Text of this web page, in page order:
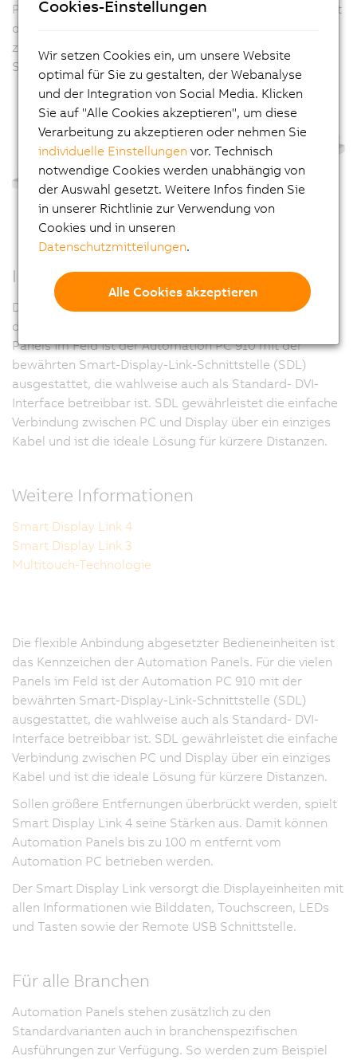
Panel PC zu tauschen ist, sondern nur die Front. B&R hat
dazu ein einheitliches Interface geschaffen, das für
zukünftige PC-Architekturen eine flexible
Systemplattform darstellt.
Intelligente Panel-Kommunikation
Die flexible Anbindung abgesetzter Bedieneinheiten ist
das Kennzeichen der Automation Panels. Für die vielen
Panels im Feld ist der Automation PC 910 mit der
bewährten Smart-Display-Link-Schnittstelle (SDL)
ausgestattet, die wahlweise auch als Standard- DVI-
Interface betreibbar ist. SDL gewährleistet die einfache
Verbindung zwischen PC und Display über ein einziges
Kabel und ist die ideale Lösung für kürzere Distanzen.
Weitere Informationen
Smart Display Link 4
Smart Display Link 3
Multitouch-Technologie
Die flexible Anbindung abgesetzter Bedieneinheiten ist
das Kennzeichen der Automation Panels. Für die vielen
Panels im Feld ist der Automation PC 910 mit der
bewährten Smart-Display-Link-Schnittstelle (SDL)
ausgestattet, die wahlweise auch als Standard- DVI-
Interface betreibbar ist. SDL gewährleistet die einfache
Verbindung zwischen PC und Display über ein einziges
Kabel und ist die ideale Lösung für kürzere Distanzen.
Sollen größere Entfernungen überbrückt werden, spielt
Smart Display Link 4 seine Stärken aus. Damit können
Automation Panels bis zu 100 m entfernt vom
Automation PC betrieben werden.
Der Smart Display Link versorgt die Displayeinheiten mit
allen Informationen wie Bilddaten, Touchscreen, LEDs
und Tasten sowie der Remote USB Schnittstelle.
Für alle Branchen
Automation Panels stehen zusätzlich zu den
Standardvarianten auch in branchenspezifischen
Ausführungen zur Verfügung. So werden zum Beispiel
Cookies-Einstellungen
Wir setzen Cookies ein, um unsere Website
optimal für Sie zu gestalten, der Webanalyse
und der Integration von Social Media. Klicken
Sie auf "Alle Cookies akzeptieren", um diese
Verarbeitung zu akzeptieren oder nehmen Sie
individuelle Einstellungen vor. Technisch
notwendige Cookies werden unabhängig von
der Auswahl gesetzt. Weitere Infos finden Sie
in unserer Richtlinie zur Verwendung von
Cookies und in unseren
Datenschutzmitteilungen.
Alle Cookies akzeptieren